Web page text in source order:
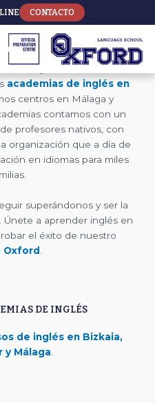
CONTACTO
MEJOR ACADEMIA DE
es hoy en día la red de
academias de inglés en
centros en Málaga y
contamos con un
profesores nativos, con
organización que a día de
en idiomas para miles
superándonos y ser la
. Únete a aprender inglés en
el éxito de nuestro
Oxford
DE INGLÉS
de inglés en Bizkaia,
y Málaga